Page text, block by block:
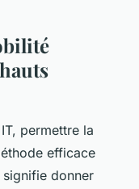
permettre la
efficace
donner